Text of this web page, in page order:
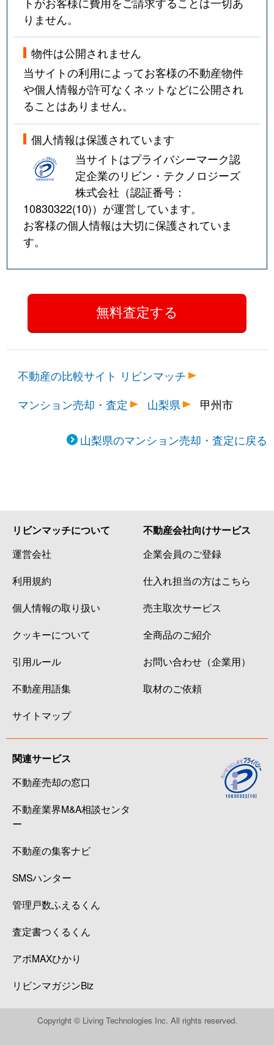
りません。
物件は公開されません
当サイトの利用によってお客様の不動産物件
や個人情報が許可なくネットなどに公開され
ることはありません。
個人情報は保護されています
当サイトはプライバシーマーク認
定企業のリビン・テクノロジーズ
株式会社（認証番号：
10830322(10)）が運営しています。
お客様の個人情報は大切に保護されていま
す。
不動産の比較サイト リビンマッチ
マンション売却・査定
山梨県 甲州市
山梨県のマンション売却・査定に戻る
リビンマッチについて
運営会社
利用規約
個人情報の取り扱い
クッキーについて
引用ルール
不動産用語集
サイトマップ
不動産会社向けサービス
企業会員のご登録
仕入れ担当の方はこちら
売主取次サービス
全商品のご紹介
お問い合わせ（企業用）
取材のご依頼
関連サービス
不動産売却の窓口
不動産業界M&A相談センタ
ー
不動産の集客ナビ
SMSハンター
管理戸数ふえるくん
査定書つくるくん
アポMAXひかり
リビンマガジンBiz
Copyright © Living Technologies Inc. All rights reserved.